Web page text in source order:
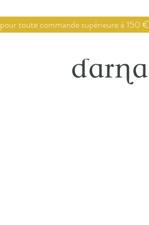
toute commande supérieure à 150 €